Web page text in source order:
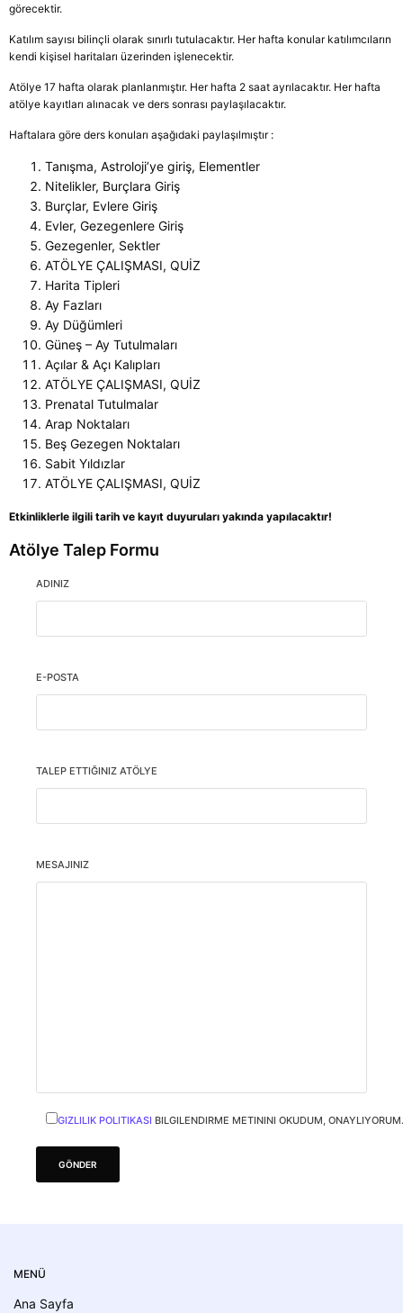
görecektir.
Katılım sayısı bilinçli olarak sınırlı tutulacaktır. Her hafta konular katılımcıların
kendi kişisel haritaları üzerinden işlenecektir.
Atölye 17 hafta olarak planlanmıştır. Her hafta 2 saat ayrılacaktır. Her hafta
atölye kayıtları alınacak ve ders sonrası paylaşılacaktır.
Haftalara göre ders konuları aşağıdaki paylaşılmıştır :
Tanışma, Astroloji’ye giriş, Elementler
Nitelikler, Burçlara Giriş
Burçlar, Evlere Giriş
Evler, Gezegenlere Giriş
Gezegenler, Sektler
ATÖLYE ÇALIŞMASI, QUİZ
Harita Tipleri
Ay Fazları
Ay Düğümleri
Güneş – Ay Tutulmaları
Açılar & Açı Kalıpları
ATÖLYE ÇALIŞMASI, QUİZ
Prenatal Tutulmalar
Arap Noktaları
Beş Gezegen Noktaları
Sabit Yıldızlar
ATÖLYE ÇALIŞMASI, QUİZ
Etkinliklerle ilgili tarih ve kayıt duyuruları yakında yapılacaktır!
Atölye Talep Formu
ADINIZ
E-POSTA
TALEP ETTIĞINIZ ATÖLYE
MESAJINIZ
GIZLILIK POLITIKASI BILGILENDIRME METININI OKUDUM,
MENÜ
Ana Sayfa